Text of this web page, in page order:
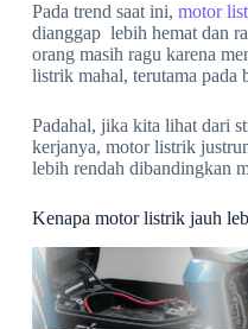
Pada trend saat ini, motor
dianggap lebih hemat dan
orang masih ragu karena
listrik mahal, terutama pada
Padahal, jika kita lihat dari
kerjanya, motor listrik
lebih rendah dibandingkan
Kenapa motor listrik jauh